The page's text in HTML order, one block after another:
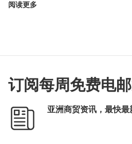
阅读更多
订阅每周免费电
亚洲商贸资讯，最快最